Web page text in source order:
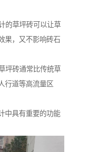
的草坪砖可以让草
果，又不影响砖石
坪砖通常比传统草
行道等高流量区
中具有重要的功能